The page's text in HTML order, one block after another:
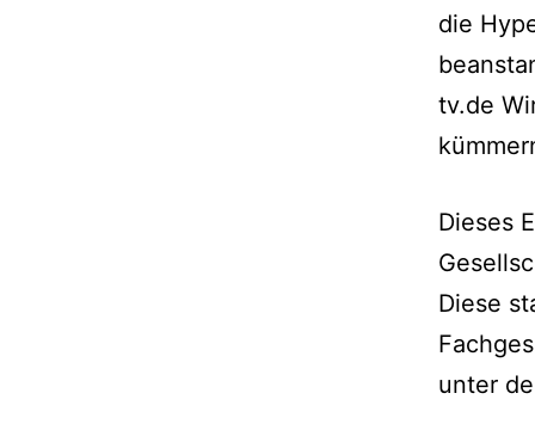
die
tv.de
Dieses
Diese
unter